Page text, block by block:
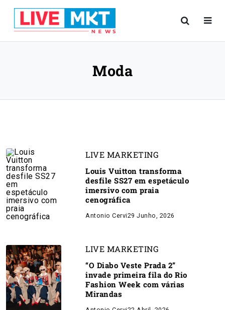
Moda
LIVE MARKETING
Louis Vuitton transforma
desfile SS27 em espetáculo
imersivo com praia
cenográfica
Antonio Cervi29 Junho, 2026
LIVE MARKETING
“O Diabo Veste Prada 2”
invade primeira fila do Rio
Fashion Week com várias
Mirandas